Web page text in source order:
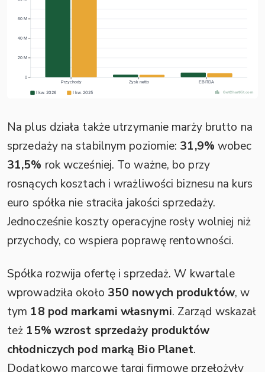
Na plus działa także utrzymanie marży brutto na
sprzedaży na stabilnym poziomie: 31,9% wobec
31,5% rok wcześniej. To ważne, bo przy
rosnących kosztach i wrażliwości biznesu na kurs
euro spółka nie straciła jakości sprzedaży.
Jednocześnie koszty operacyjne rosły wolniej niż
przychody, co wspiera poprawę rentowności.
Spółka rozwija ofertę i sprzedaż. W kwartale
wprowadziła około 350 nowych produktów, w
tym 18 pod markami własnymi. Zarząd wskazał
też 15% wzrost sprzedaży produktów
chłodniczych pod marką Bio Planet.
Dodatkowo marcowe targi firmowe przełożyły